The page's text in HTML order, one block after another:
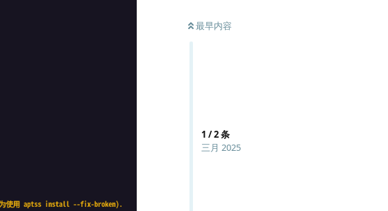
最早内容
1 /2条
三月 2025